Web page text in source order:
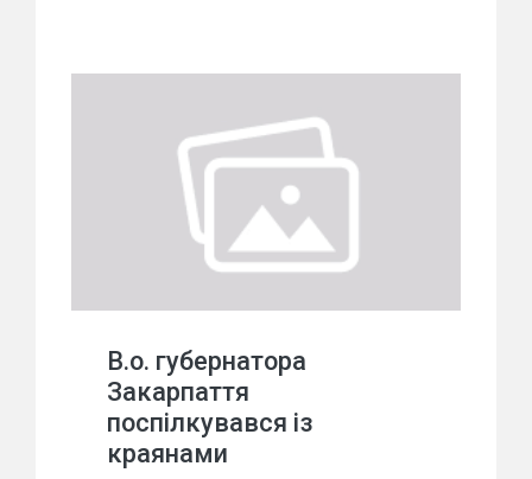
В.о. губернатора
Закарпаття
поспілкувався із
краянами